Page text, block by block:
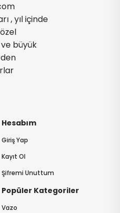
Hesabım
Giriş Yap
Kayıt Ol
Şifremi Unuttum
Popüler Kategoriler
Vazo
, yıl içinde
büyük